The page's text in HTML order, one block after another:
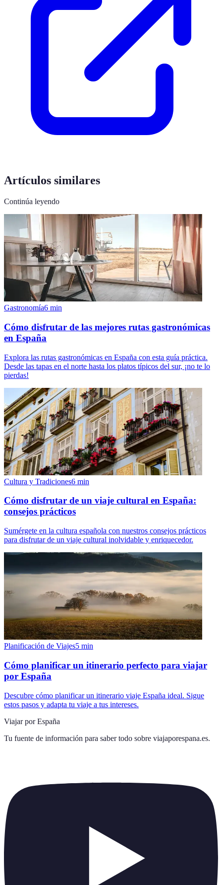
Artículos similares
Continúa leyendo
Gastronomía6 min
Cómo disfrutar de las mejores rutas gastronómicas
en España
Explora las rutas gastronómicas en España con esta guía práctica.
Desde las tapas en el norte hasta los platos típicos del sur, ¡no te lo
pierdas!
Cultura y Tradiciones6 min
Cómo disfrutar de un viaje cultural en España:
consejos prácticos
Sumérgete en la cultura española con nuestros consejos prácticos
para disfrutar de un viaje cultural inolvidable y enriquecedor.
Planificación de Viajes5 min
Cómo planificar un itinerario perfecto para viajar
por España
Descubre cómo planificar un itinerario viaje España ideal. Sigue
estos pasos y adapta tu viaje a tus intereses.
Viajar por España
Tu fuente de información para saber todo sobre viajaporespana.es.